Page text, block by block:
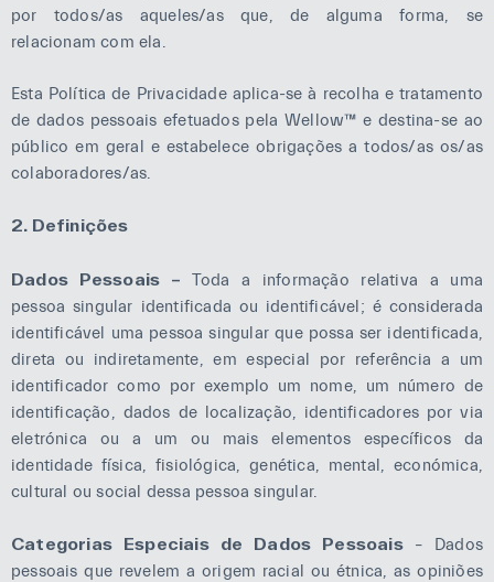
por todos/as aqueles/as que, de alguma forma, se
relacionam com ela.
Esta Política de Privacidade aplica-se à recolha e tratamento
de dados pessoais efetuados pela Wellow™ e destina-se ao
público em geral e estabelece obrigações a todos/as os/as
colaboradores/as.
2. Definições
Dados Pessoais – Toda a informação relativa a uma
pessoa singular identificada ou identificável; é considerada
identificável uma pessoa singular que possa ser identificada,
direta ou indiretamente, em especial por referência a um
identificador como por exemplo um nome, um número de
identificação, dados de localização, identificadores por via
eletrónica ou a um ou mais elementos específicos da
identidade física, fisiológica, genética, mental, económica,
cultural ou social dessa pessoa singular.
Categorias Especiais de Dados Pessoais
– Dados
pessoais que revelem a origem racial ou étnica, as opiniões
Para que o
nosso sítio
desempenho
possível
durante a sua
visita. Se
cookies,
desaparecerão
do sítio Web.
Marketing
Ao partilhar os
seus interesses
aumenta a
possibilidade de